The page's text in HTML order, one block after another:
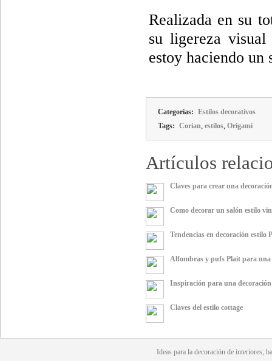
Realizada en su
su ligereza
estoy haciendo
Categorías: Estilos decorativos
Tags: Corian, estilos, Origami
Artículos
Claves para crear una
Como decorar un salón estilo
Tendencias en decoración estilo
Alfombras y pufs Plait para una
Inspiración para una
Claves del estilo cottage
Ideas para ladecoración de interiores,